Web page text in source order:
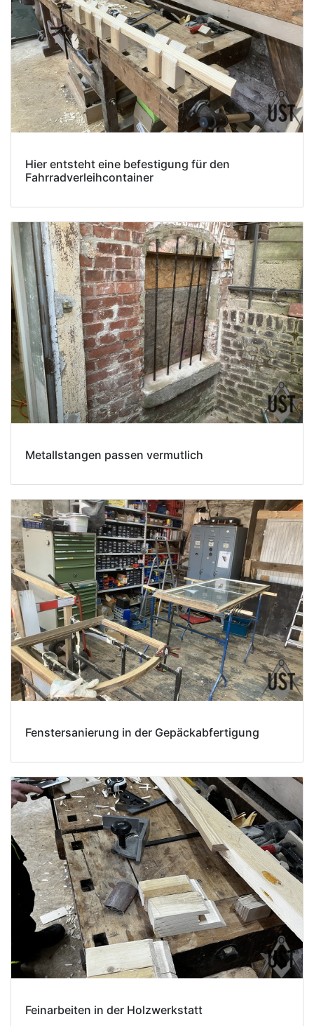
Hier entsteht eine befestigung für den
Fahrradverleihcontainer
Metallstangen passen vermutlich
Fenstersanierung in der Gepäckabfertigung
Feinarbeiten in der Holzwerkstatt